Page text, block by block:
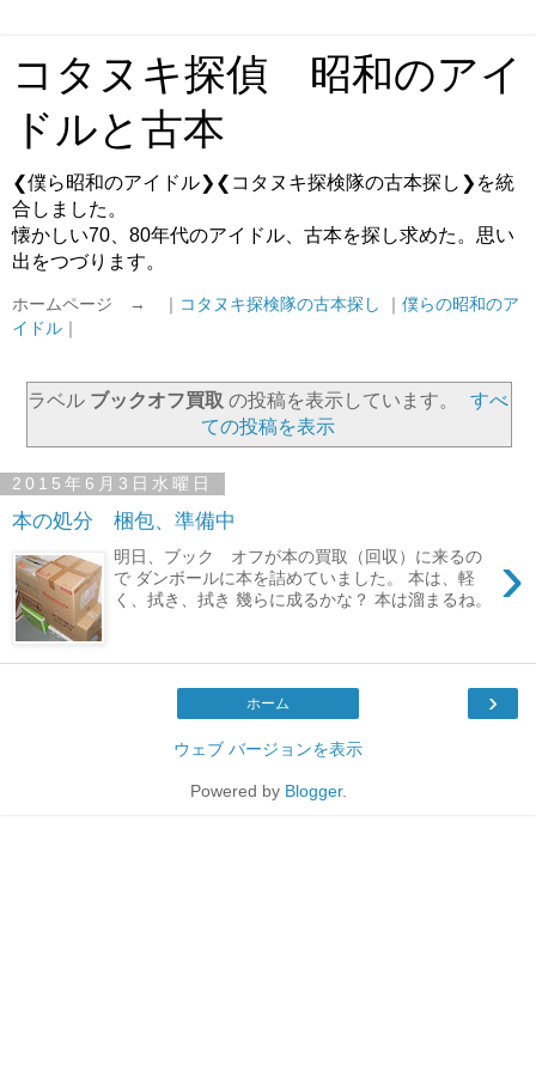
コタヌキ探偵 昭和のアイ
ドルと古本
❮僕ら昭和のアイドル❯❮コタヌキ探検隊の古本探し❯を統
合しました。
懐かしい70、80年代のアイドル、古本を探し求めた。思い
出をつづります。
ホームページ → ｜ コタヌキ探検隊の古本探し ｜ 僕らの昭和のア
イドル ｜
ラベル ブックオフ買取 の投稿を表示しています。
すべ
ての投稿を表示
2015年6月3日水曜日
本の処分 梱包、準備中
›
明日、ブック オフが本の買取（回収）に来るの
で ダンボールに本を詰めていました。 本は、軽
く、拭き、拭き 幾らに成るかな？ 本は溜まるね。
›
ホーム
ウェブ バージョンを表示
Powered by Blogger.